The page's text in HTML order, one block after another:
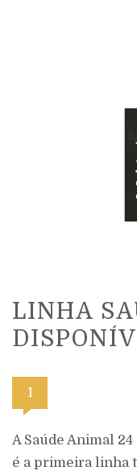
LINHA
1
A Saúde Animal
é a primeira linha